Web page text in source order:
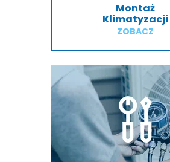
Montaż
Klimatyzacji
ZOBACZ